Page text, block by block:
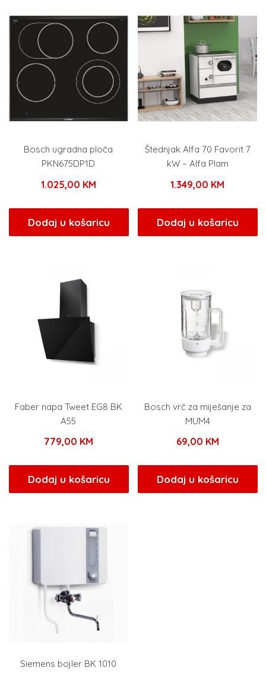
Bosch ugradna ploča
PKN675DP1D
1.025,00 KM
Dodaj u košaricu
Štednjak Alfa 70 Favorit 7
kW – Alfa Plam
1.349,00 KM
Dodaj u košaricu
Faber napa Tweet EG8 BK
A55
779,00 KM
Dodaj u košaricu
Bosch vrč za miješanje za
MUM4
69,00 KM
Dodaj u košaricu
Siemens bojler BK 1010